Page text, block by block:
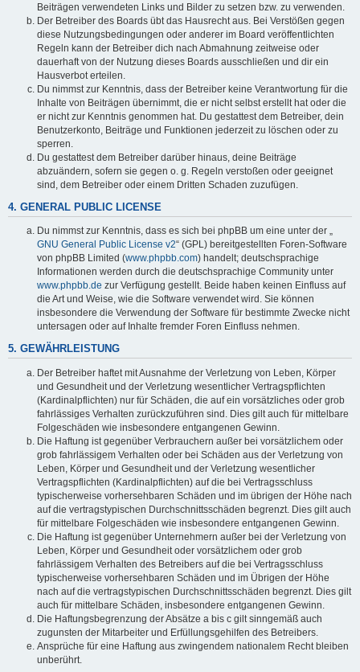
Beiträgen verwendeten Links und Bilder zu setzen bzw. zu verwenden.
Der Betreiber des Boards übt das Hausrecht aus. Bei Verstößen gegen
diese Nutzungsbedingungen oder anderer im Board veröffentlichten
Regeln kann der Betreiber dich nach Abmahnung zeitweise oder
dauerhaft von der Nutzung dieses Boards ausschließen und dir ein
Hausverbot erteilen.
Du nimmst zur Kenntnis, dass der Betreiber keine Verantwortung für die
Inhalte von Beiträgen übernimmt, die er nicht selbst erstellt hat oder die
er nicht zur Kenntnis genommen hat. Du gestattest dem Betreiber, dein
Benutzerkonto, Beiträge und Funktionen jederzeit zu löschen oder zu
sperren.
Du gestattest dem Betreiber darüber hinaus, deine Beiträge
abzuändern, sofern sie gegen o. g. Regeln verstoßen oder geeignet
sind, dem Betreiber oder einem Dritten Schaden zuzufügen.
4. GENERAL PUBLIC LICENSE
Du nimmst zur Kenntnis, dass es sich bei phpBB um eine unter der „
GNU General Public License v2“ (GPL) bereitgestellten Foren-Software
von phpBB Limited (www.phpbb.com) handelt; deutschsprachige
Informationen werden durch die deutschsprachige Community unter
www.phpbb.de zur Verfügung gestellt. Beide haben keinen Einfluss auf
die Art und Weise, wie die Software verwendet wird. Sie können
insbesondere die Verwendung der Software für bestimmte Zwecke nicht
untersagen oder auf Inhalte fremder Foren Einfluss nehmen.
5. GEWÄHRLEISTUNG
Der Betreiber haftet mit Ausnahme der Verletzung von Leben, Körper
und Gesundheit und der Verletzung wesentlicher Vertragspflichten
(Kardinalpflichten) nur für Schäden, die auf ein vorsätzliches oder grob
fahrlässiges Verhalten zurückzuführen sind. Dies gilt auch für mittelbare
Folgeschäden wie insbesondere entgangenen Gewinn.
Die Haftung ist gegenüber Verbrauchern außer bei vorsätzlichem oder
grob fahrlässigem Verhalten oder bei Schäden aus der Verletzung von
Leben, Körper und Gesundheit und der Verletzung wesentlicher
Vertragspflichten (Kardinalpflichten) auf die bei Vertragsschluss
typischerweise vorhersehbaren Schäden und im übrigen der Höhe nach
auf die vertragstypischen Durchschnittsschäden begrenzt. Dies gilt auch
für mittelbare Folgeschäden wie insbesondere entgangenen Gewinn.
Die Haftung ist gegenüber Unternehmern außer bei der Verletzung von
Leben, Körper und Gesundheit oder vorsätzlichem oder grob
fahrlässigem Verhalten des Betreibers auf die bei Vertragsschluss
typischerweise vorhersehbaren Schäden und im Übrigen der Höhe
nach auf die vertragstypischen Durchschnittsschäden begrenzt. Dies gilt
auch für mittelbare Schäden, insbesondere entgangenen Gewinn.
Die Haftungsbegrenzung der Absätze a bis c gilt sinngemäß auch
zugunsten der Mitarbeiter und Erfüllungsgehilfen des Betreibers.
Ansprüche für eine Haftung aus zwingendem nationalem Recht bleiben
unberührt.